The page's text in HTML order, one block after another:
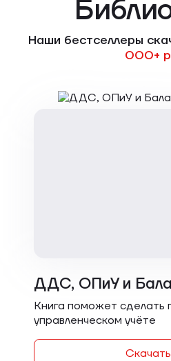
Наши бестселлеры
000+
ДДС, ОПиУ и
Книга поможет сделать
управленческом учёте
Скачать